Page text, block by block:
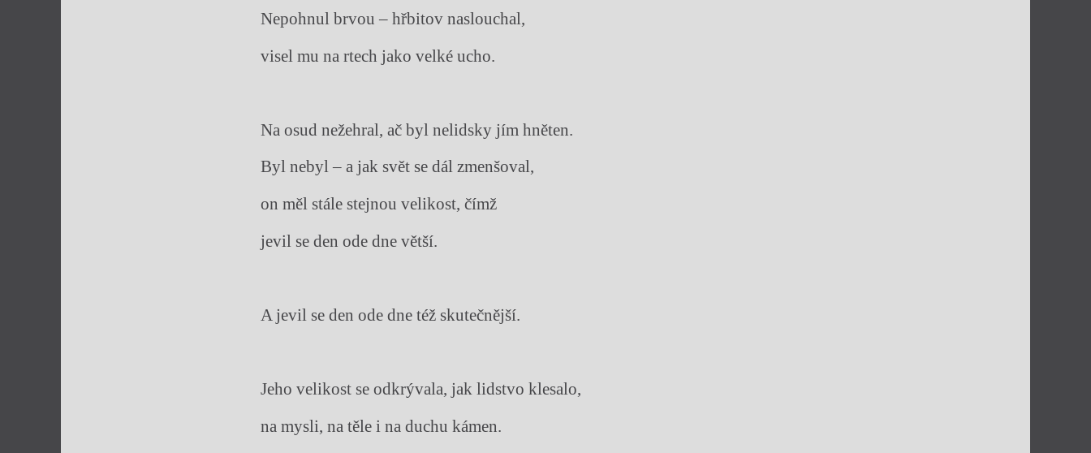
Nepohnul brvou – hřbitov naslouchal,
visel mu na rtech jako velké ucho.
Na osud nežehral, ač byl nelidsky jím hněten.
Byl nebyl – a jak svět se dál zmenšoval,
on měl stále stejnou velikost, čímž
jevil se den ode dne větší.
A jevil se den ode dne též skutečnější.
Jeho velikost se odkrývala, jak lidstvo klesalo,
na mysli, na těle i na duchu kámen.